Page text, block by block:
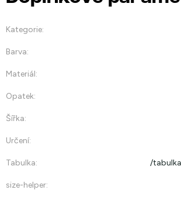
Kategorie:
Barva:
Materiál:
Opatek:
Šířka:
Určení:
Tabulka: /
size-helper: